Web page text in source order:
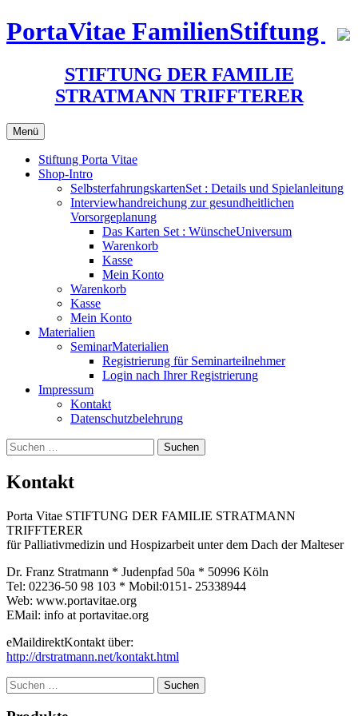
Zum
Inhalt
PortaVitae FamilienStiftung
STIFTUNG DER FAMILIE
STRATMANN TRIFFTERER
Menü
Stiftung Porta Vitae
Shop-Intro
SelbsterfahrungskartenSet : Details und Spielanleitung
Interviewhandreichung zur gesundheitlichen
Vorsorgeplanung
Das Karten Set : WünscheUniversum
Warenkorb
Kasse
Mein Konto
Warenkorb
Kasse
Mein Konto
Materialien
SeminarMaterialien
Registrierung für Seminarteilnehmer
Login nach Ihrer Registrierung
Impressum
Kontakt
Datenschutzbelehrung
Suchen
nach:
Kontakt
Porta Vitae STIFTUNG DER FAMILIE STRATMANN
TRIFFTERER
für Palliativmedizin und Hospizarbeit unter dem Dach der Malteser
Dr. Franz Stratmann * Judenpfad 50a * 50996 Köln
Tel: 02236-50 98 103 * Mobil:0151- 25338944
Web: www.portavitae.org
EMail: info at portavitae.org
eMaildirektKontakt über:
http://drstratmann.net/kontakt.html
Suchen
nach: